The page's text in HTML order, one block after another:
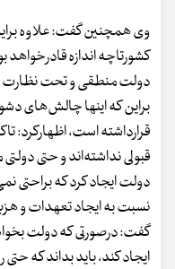
وی همچنین گفت: علاوه
کشورتاچه اندازه قادرخواهد
دولت منطقی و تحت نظارت
براین که اینها چالش‌های
قرارداشته است، اظهارکرد:
قبولی نداشته‌اند و حتی
دولت ایجاد کرد که براحتی
نسبت به ایجاد تعهدات و
گفت: درصورتی که دولت
ایجاد کند، باید بداند که